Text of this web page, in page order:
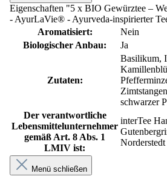
Eigenschaften "5 x BIO Gewürztee –
- AyurLaVie® - Ayurveda-inspirierter
Aromatisiert:
Nein
Biologischer Anbau:
Ja
Zutaten:
Basilikum,
schwarzer
Der verantwortliche
Lebensmittelunternehmer
gemäß Art. 8 Abs. 1
LMIV ist:
interTee
Norderstedt
Menü schließen